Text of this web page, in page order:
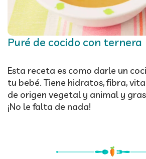
Puré de cocido con ternera
Esta receta es como darle un
tu bebé. Tiene hidratos, fibra,
de origen vegetal y animal y
¡No le falta de nada!